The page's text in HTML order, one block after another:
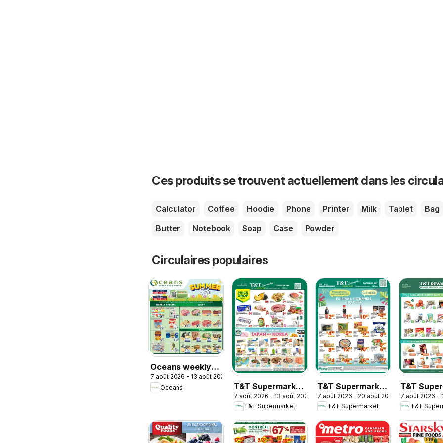
Ces produits se trouvent actuellement dans les
Calculator Coffee Hoodie Phone Printer Milk Tablet
Bag
Butter
Notebook Soap Case Powder
Circulaires populaires
Oceans weekly
flyer / circulaire
7 août 2026 - 13 août 2026
Oceans
T&T Supermarket
weekly flyer /
circulaire
7 août 2026 - 13 août 2026
T&T Supermarket
T&T Supermarket
flyer - Filipino &
Vietnamese Top
Picks
7 août 2026 - 20 août 2026
T&T Supermarket
T&T
- T&T
Member
In-store
7 août 2026 -
T&T